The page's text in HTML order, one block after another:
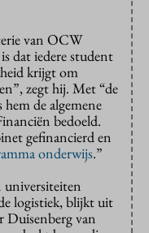
van OCW
dat iedere student
krijgt om
zegt hij. Met “de
de algemene
bedoeld.
gefinancierd en
onderwijs.”
universiteiten
logistiek, blijkt uit
van